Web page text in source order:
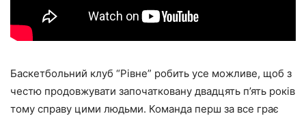
Баскетбольний клуб “Рівне” робить усе можливе, щоб з
честю продовжувати започатковану двадцять п’ять років
тому справу цими людьми. Команда перш за все грає